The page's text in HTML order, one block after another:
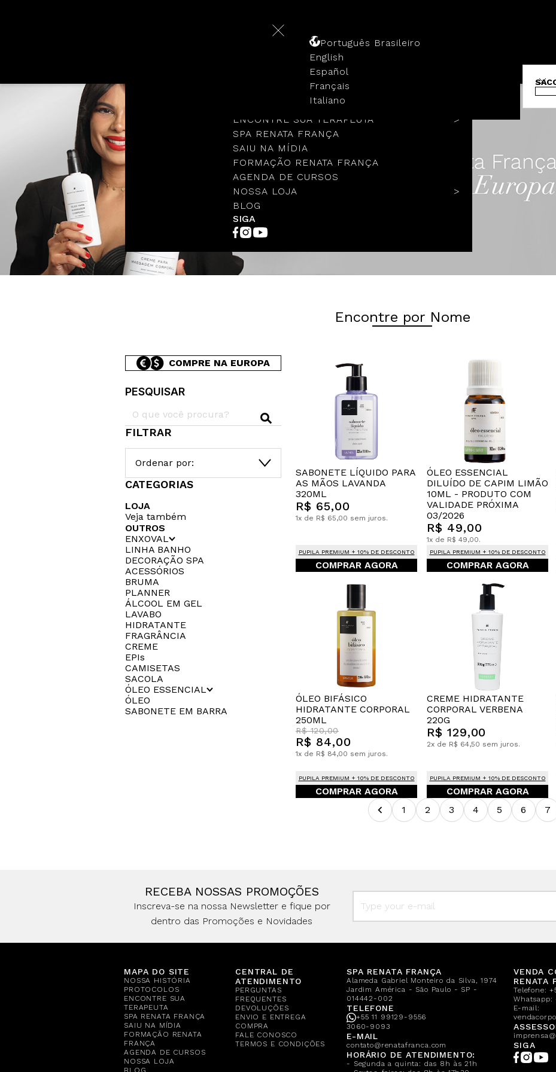
NOSSA HISTÓRIA
ENCONTRE SUA TERAPEUTA
SPA RENATA FRANÇA
SAIU NA MÍDIA
FORMAÇÃO RENATA FRANÇA
AGENDA DE CURSOS
NOSSA LOJA
BLOG
SIGA
Português Brasileiro
English
Español
Français
Italiano
Encontre por Nome
COMPRE NA EUROPA
PESQUISAR
FILTRAR
Ordenar por:
CATEGORIAS
LOJA
Veja também
OUTROS
ENXOVAL
LINHA BANHO
DECORAÇÃO SPA
ACESSÓRIOS
BRUMA
PLANNER
ÁLCOOL EM GEL
LAVABO
HIDRATANTE
FRAGRÂNCIA
CREME
EPIs
CAMISETAS
SACOLA
ÓLEO ESSENCIAL
ÓLEO
SABONETE EM BARRA
SABONETE LÍQUIDO PARA
AS MÃOS LAVANDA
320ML
R$ 65,00
1x de R$ 65,00 sem juros.
PUPILA PREMIUM + 10% DE DESCONTO
COMPRAR AGORA
ÓLEO ESSENCIAL
DILUÍDO DE CAPIM LIMÃO
10ML - PRODUTO COM
VALIDADE PRÓXIMA
03/2026
R$ 49,00
1x de R$ 49,00.
PUPILA PREMIUM + 10% DE DESCONTO
COMPRAR AGORA
ÓLEO BIFÁSICO
HIDRATANTE CORPORAL
250ML
R$ 120,00
R$ 84,00
1x de R$ 84,00 sem juros.
PUPILA PREMIUM + 10% DE DESCONTO
COMPRAR AGORA
CREME HIDRATANTE
CORPORAL VERBENA
220G
R$ 129,00
2x de R$ 64,50 sem juros.
PUPILA PREMIUM + 10% DE DESCONTO
COMPRAR AGORA
1
2 3 4 5 6 7
RECEBA NOSSAS PROMOÇÕES
Inscreva-se na nossa Newsletter e fique por
dentro das Promoções e Novidades
MAPA DO SITE
NOSSA HISTÓRIA
PROTOCOLOS
ENCONTRE SUA
TERAPEUTA
SPA RENATA FRANÇA
SAIU NA MÍDIA
FORMAÇÃO RENATA
FRANÇA
AGENDA DE CURSOS
NOSSA LOJA
BLOG
CENTRAL DE
ATENDIMENTO
PERGUNTAS
FREQUENTES
DEVOLUÇÕES
ENVIO E ENTREGA
COMPRA
FALE CONOSCO
TERMOS E CONDIÇÕES
SPA RENATA FRANÇA
Alameda Gabriel Monteiro da Silva, 1974
Jardim América - São Paulo - SP -
014442-002
TELEFONE
+55 11 99129-9556
3060-9093
E-MAIL
contato@renatafranca.com
HORÁRIO DE ATENDIMENTO:
- Segunda a quinta: das 8h às 21h
VENDA
RENATA
Telefone:
Whatsapp:
E-mail:
SIGA